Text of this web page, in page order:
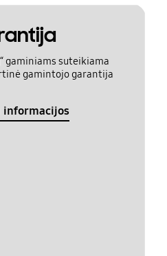
gaminiams suteikiama
gamintojo garantija
informacijos